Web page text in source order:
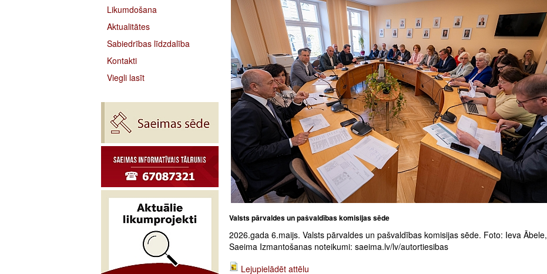
Likumdošana
Aktualitātes
Sabiedrības līdzdalība
Kontakti
Viegli lasīt
Valsts pārvaldes un pašvaldības komisijas sēde
2026.gada 6.maijs. Valsts pārvaldes un pašvaldības komisijas sēde. Foto: Ieva Ābele,
Saeima Izmantošanas noteikumi: saeima.lv/lv/autortiesibas
Lejupielādēt attēlu